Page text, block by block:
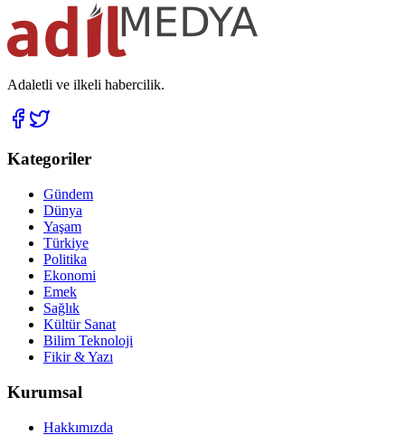
Adaletli ve ilkeli habercilik.
Kategoriler
Gündem
Dünya
Yaşam
Türkiye
Politika
Ekonomi
Emek
Sağlık
Kültür Sanat
Bilim Teknoloji
Fikir & Yazı
Kurumsal
Hakkımızda